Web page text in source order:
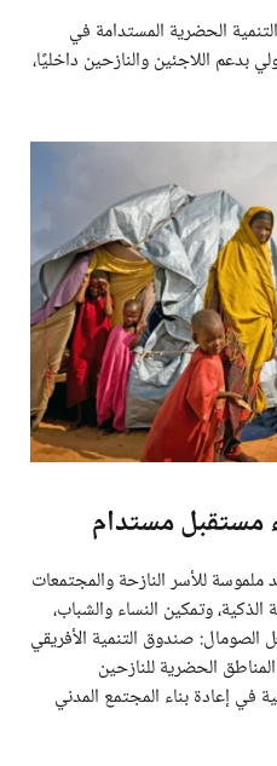
الحضرية المستدامة في
بدعم اللاجئين والنازحين داخليًا،
مستقبل مستدام
للأسر النازحة والمجتمعات
وتمكين النساء والشباب،
الصومال: صندوق التنمية الأفريقي
المناطق الحضرية للنازحين
إعادة بناء المجتمع المدني